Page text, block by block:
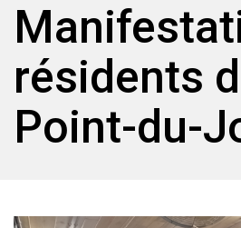
résidents
Point-du-